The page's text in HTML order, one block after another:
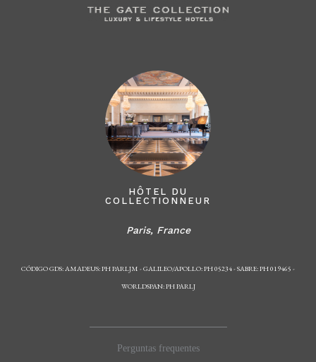
HÔTEL DU
COLLECTIONNEUR
Paris, France
CÓDIGO GDS: AMADEUS: PH PARLJM - GALILEO/APOLLO: PH 05234 - SABRE: PH 019465 -
WORLDSPAN: PH PARLJ
Perguntas frequentes